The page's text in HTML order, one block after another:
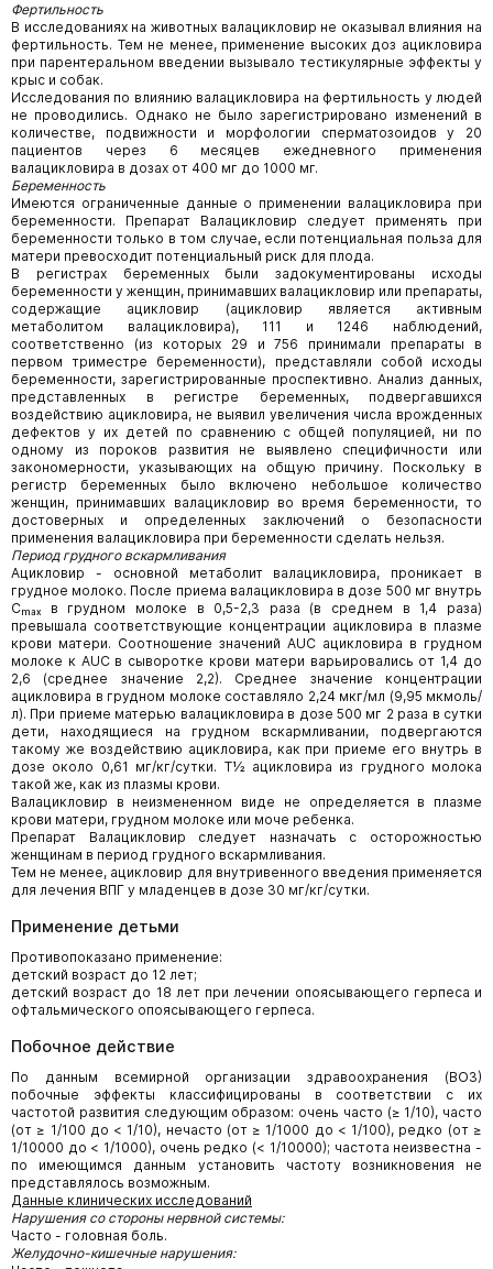
Фертильность
В исследованиях на животных валацикловир не оказывал влияния на
фертильность. Тем не менее, применение высоких доз ацикловира
при парентеральном введении вызывало тестикулярные эффекты у
крыс и собак.
Исследования по влиянию валацикловира на фертильность у людей
не проводились. Однако не было зарегистрировано изменений в
количестве, подвижности и морфологии сперматозоидов у 20
пациентов через 6 месяцев ежедневного применения
валацикловира в дозах от 400 мг до 1000 мг.
Беременность
Имеются ограниченные данные о применении валацикловира при
беременности. Препарат Валацикловир следует применять при
беременности только в том случае, если потенциальная польза для
матери превосходит потенциальный риск для плода.
В регистрах беременных были задокументированы исходы
беременности у женщин, принимавших валацикловир или препараты,
содержащие ацикловир (ацикловир является активным
метаболитом валацикловира), 111 и 1246 наблюдений,
соответственно (из которых 29 и 756 принимали препараты в
первом триместре беременности), представляли собой исходы
беременности, зарегистрированные проспективно. Анализ данных,
представленных в регистре беременных, подвергавшихся
воздействию ацикловира, не выявил увеличения числа врожденных
дефектов у их детей по сравнению с общей популяцией, ни по
одному из пороков развития не выявлено специфичности или
закономерности, указывающих на общую причину. Поскольку в
регистр беременных было включено небольшое количество
женщин, принимавших валацикловир во время беременности, то
достоверных и определенных заключений о безопасности
применения валацикловира при беременности сделать нельзя.
Период грудного вскармливания
Ацикловир - основной метаболит валацикловира, проникает в
грудное молоко. После приема валацикловира в дозе 500 мг внутрь
Cₘₐₓ в грудном молоке в 0,5-2,3 раза (в среднем в 1,4 раза)
превышала соответствующие концентрации ацикловира в плазме
крови матери. Соотношение значений AUC ацикловира в грудном
молоке к AUC в сыворотке крови матери варьировались от 1,4 до
2,6 (среднее значение 2,2). Среднее значение концентрации
ацикловира в грудном молоке составляло 2,24 мкг/мл (9,95 мкмоль/
л). При приеме матерью валацикловира в дозе 500 мг 2 раза в сутки
дети, находящиеся на грудном вскармливании, подвергаются
такому же воздействию ацикловира, как при приеме его внутрь в
дозе около 0,61 мг/кг/сутки. T½ ацикловира из грудного молока
такой же, как из плазмы крови.
Валацикловир в неизмененном виде не определяется в плазме
крови матери, грудном молоке или моче ребенка.
Препарат Валацикловир следует назначать с осторожностью
женщинам в период грудного вскармливания.
Тем не менее, ацикловир для внутривенного введения применяется
для лечения ВПГ у младенцев в дозе 30 мг/кг/сутки.
Применение детьми
Противопоказано применение:
детский возраст до 12 лет;
детский возраст до 18 лет при лечении опоясывающего герпеса и
офтальмического опоясывающего герпеса.
Побочное действие
По данным всемирной организации здравоохранения (ВОЗ)
побочные эффекты классифицированы в соответствии с их
частотой развития следующим образом: очень часто (≥ 1/10), часто
(от ≥ 1/100 до < 1/10), нечасто (от ≥ 1/1000 до < 1/100), редко (от ≥
1/10000 до < 1/1000), очень редко (< 1/10000); частота неизвестна -
по имеющимся данным установить частоту возникновения не
представлялось возможным.
Данные клинических исследований
Нарушения со стороны нервной системы:
Часто - головная боль.
Желудочно-кишечные нарушения: